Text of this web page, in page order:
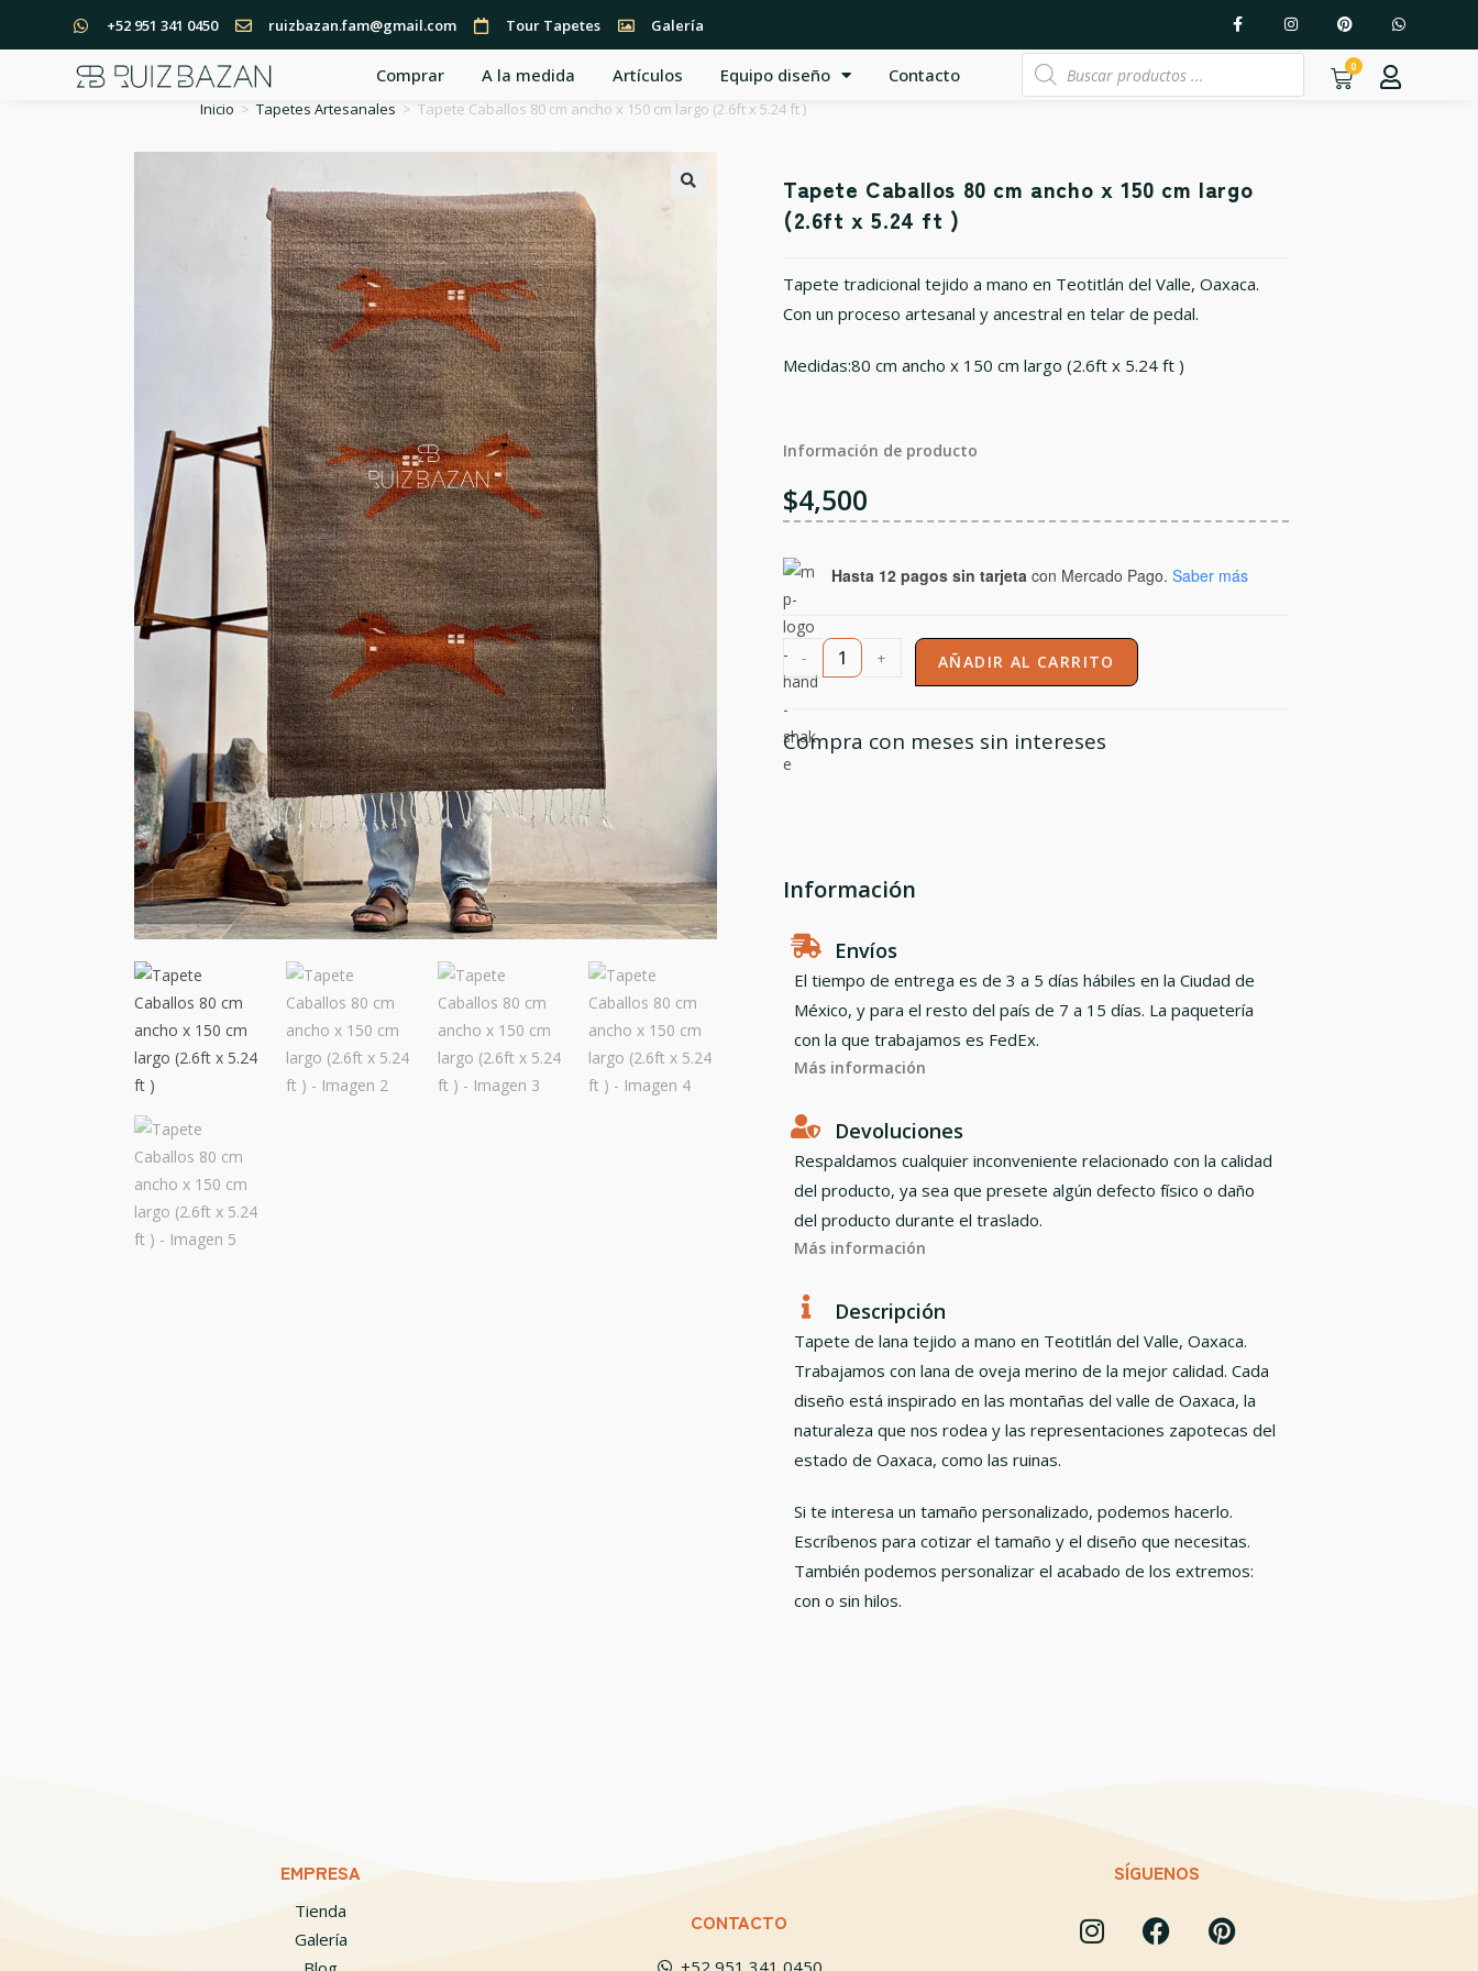
+52 951 341 0450 ruizbazan.fam@gmail.com Tour Tapetes Galería
Comprar A la medida Artículos Equipo diseño Contacto 0
Inicio > Tapetes Artesanales > Tapete Caballos 80 cm ancho x 150 cm largo (2.6ft x 5.24 ft )
Tapete Caballos 80 cm ancho x 150 cm largo
(2.6ft x 5.24 ft )
Tapete tradicional tejido a mano en Teotitlán del Valle, Oaxaca.
Con un proceso artesanal y ancestral en telar de pedal.
Medidas:80 cm ancho x 150 cm largo (2.6ft x 5.24 ft )
Información de producto
$4,500
Hasta 12 pagos sin tarjeta con Mercado Pago. Saber más
- + AÑADIR AL CARRITO
Compra con meses sin intereses
Información
Envíos
El tiempo de entrega es de 3 a 5 días hábiles en la Ciudad de
México, y para el resto del país de 7 a 15 días. La paquetería
con la que trabajamos es FedEx.
Más información
Devoluciones
Respaldamos cualquier inconveniente relacionado con la calidad
del producto, ya sea que presete algún defecto físico o daño
del producto durante el traslado.
Más información
Descripción
Tapete de lana tejido a mano en Teotitlán del Valle, Oaxaca.
Trabajamos con lana de oveja merino de la mejor calidad. Cada
diseño está inspirado en las montañas del valle de Oaxaca, la
naturaleza que nos rodea y las representaciones zapotecas del
estado de Oaxaca, como las ruinas.
Si te interesa un tamaño personalizado, podemos hacerlo.
Escríbenos para cotizar el tamaño y el diseño que necesitas.
También podemos personalizar el acabado de los extremos:
con o sin hilos.
EMPRESA
Tienda
Galería
CONTACTO
+52 951 341 0450
SÍGUENOS